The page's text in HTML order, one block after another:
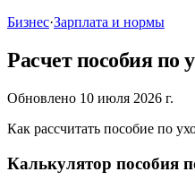
Бизнес·Зарплата и нормы
Расчет пособия по
Обновлено 10 июля 2026 г.
Как рассчитать пособие по
Калькулятор пособия